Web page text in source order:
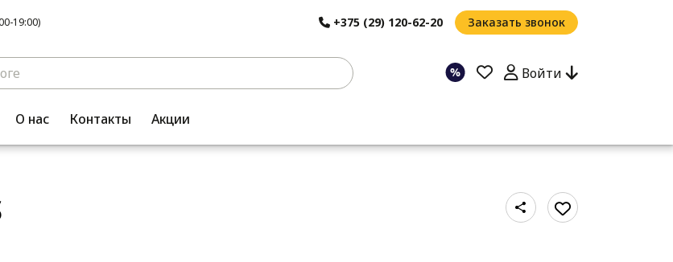
19:00) +375 (29) 120-62-20 Заказать звонок
Войти
О нас Контакты Акции